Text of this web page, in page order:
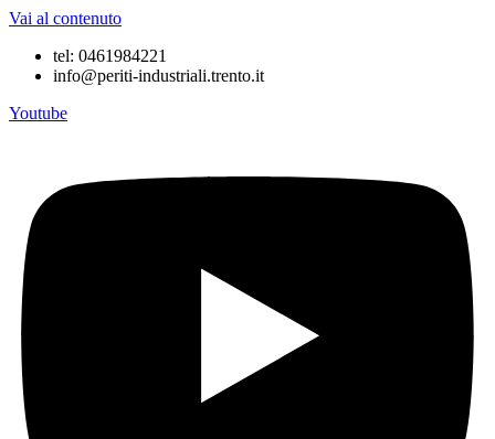
Vai al contenuto
tel: 0461984221
info@periti-industriali.trento.it
Youtube